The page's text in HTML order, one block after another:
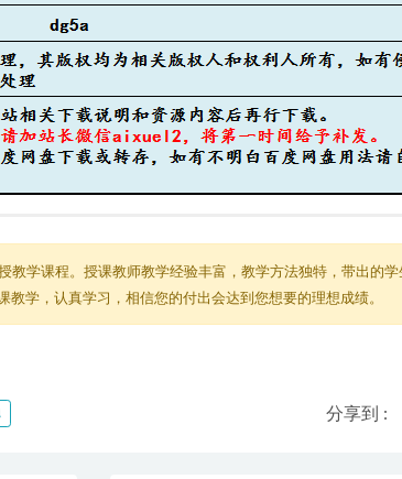
教学课程。授课教师教学经验丰富，教学方法独特，带出的学
学，认真学习，相信您的付出会达到您想要的理想成绩。
分享到 :